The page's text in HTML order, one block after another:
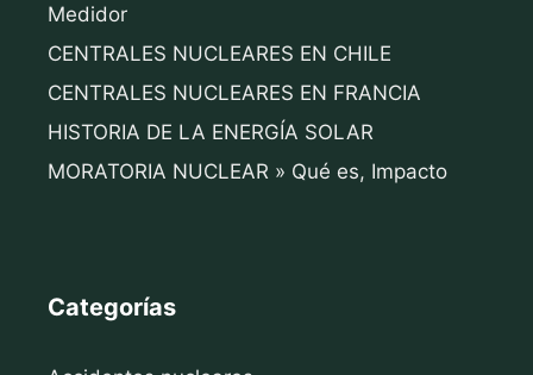
Medidor
CENTRALES NUCLEARES EN CHILE
CENTRALES NUCLEARES EN FRANCIA
HISTORIA DE LA ENERGÍA SOLAR
MORATORIA NUCLEAR » Qué es, Impacto
Categorías